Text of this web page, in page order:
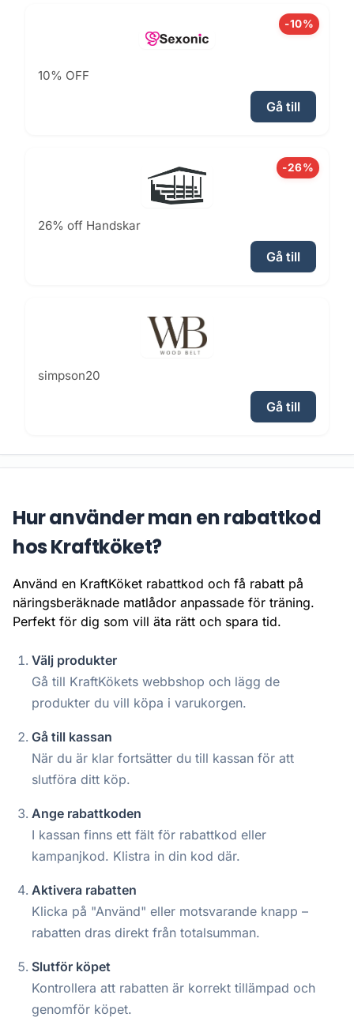
-10%
10% OFF
Gå till
-26%
26% off Handskar
Gå till
simpson20
Gå till
Hur använder man en rabattkod
hos Kraftköket?
Använd en KraftKöket rabattkod och få rabatt på
näringsberäknade matlådor anpassade för träning.
Perfekt för dig som vill äta rätt och spara tid.
Välj produkter
Gå till KraftKökets webbshop och lägg de
produkter du vill köpa i varukorgen.
Gå till kassan
När du är klar fortsätter du till kassan för att
slutföra ditt köp.
Ange rabattkoden
I kassan finns ett fält för rabattkod eller
kampanjkod. Klistra in din kod där.
Aktivera rabatten
Klicka på "Använd" eller motsvarande knapp –
rabatten dras direkt från totalsumman.
Slutför köpet
Kontrollera att rabatten är korrekt tillämpad och
genomför köpet.